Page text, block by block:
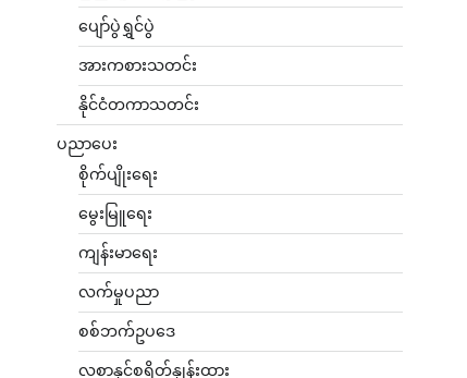
ပျော်ပွဲရွှင်ပွဲ
အားကစားသတင်း
နိုင်ငံတကာသတင်း
ပညာပေး
စိုက်ပျိုးရေး
မွေးမြူရေး
ကျန်းမာရေး
လက်မှုပညာ
စစ်ဘက်ဥပဒေ
လစာနှင့်စရိတ်နှုန်းထား